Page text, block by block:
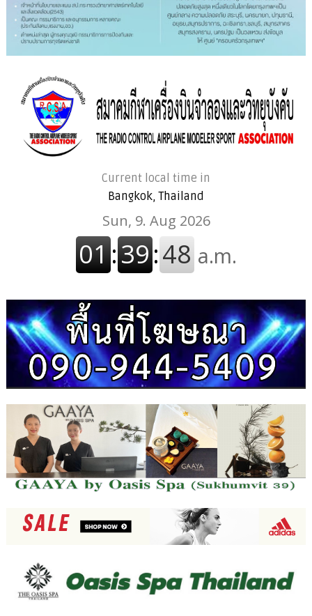
Current local time in
Bangkok, Thailand